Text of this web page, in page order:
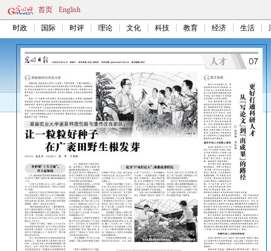
首页 English
时政 国际 时评 理论 文化 科技 教育 经济 生活